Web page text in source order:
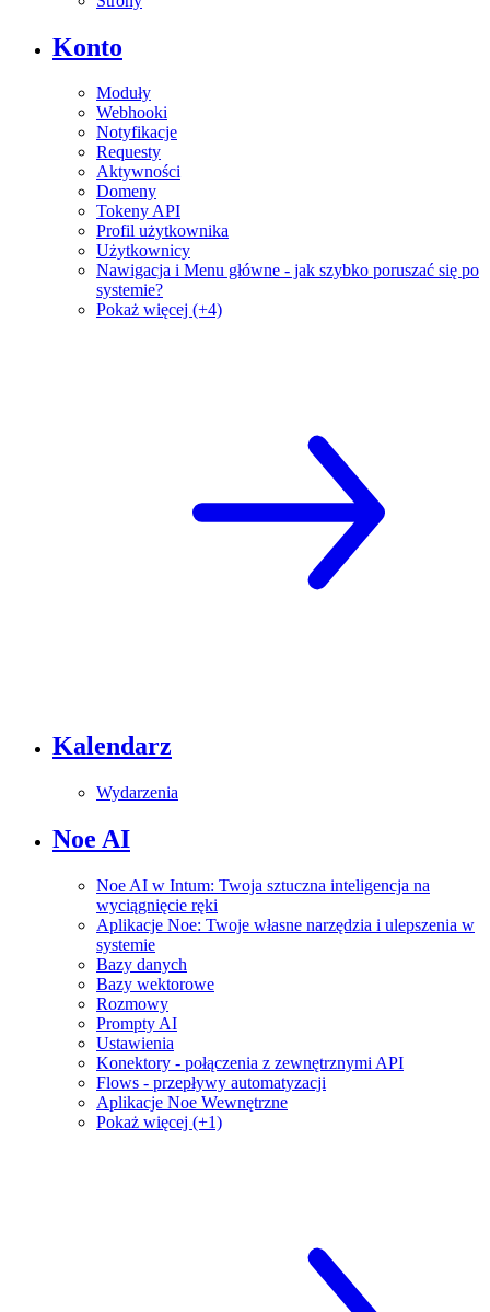
Konto
Moduły
Webhooki
Notyfikacje
Requesty
Aktywności
Domeny
Tokeny API
Profil użytkownika
Użytkownicy
Nawigacja i Menu główne - jak szybko poruszać się po
systemie?
Pokaż więcej (+4)
Kalendarz
Wydarzenia
Noe AI
Noe AI w Intum: Twoja sztuczna inteligencja na
wyciągnięcie ręki
Aplikacje Noe: Twoje własne narzędzia i ulepszenia w
systemie
Bazy danych
Bazy wektorowe
Rozmowy
Prompty AI
Ustawienia
Konektory - połączenia z zewnętrznymi API
Flows - przepływy automatyzacji
Aplikacje Noe Wewnętrzne
Pokaż więcej (+1)